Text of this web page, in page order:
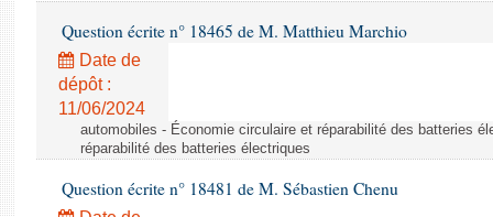
Question écrite n° 18465 de M. Matthieu Marchio
Date de
dépôt :
11/06/2024
automobiles - Économie circulaire et réparabilité des batteries
réparabilité des batteries électriques
Question écrite n° 18481 de M. Sébastien Chenu